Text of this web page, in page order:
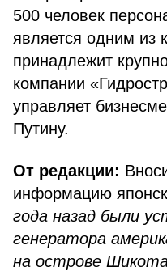
500 человек
является одним из
принадлежит
компании
управляет
Путину.
От редакции:
информацию
года назад были
генератора
на острове